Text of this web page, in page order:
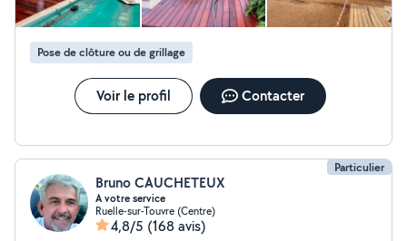
Pose de clôture ou de grillage
Voir le profil Contacter
Particulier
Bruno CAUCHETEUX
A votre service
Ruelle-sur-Touvre (Centre)
4,8/5 (168 avis)